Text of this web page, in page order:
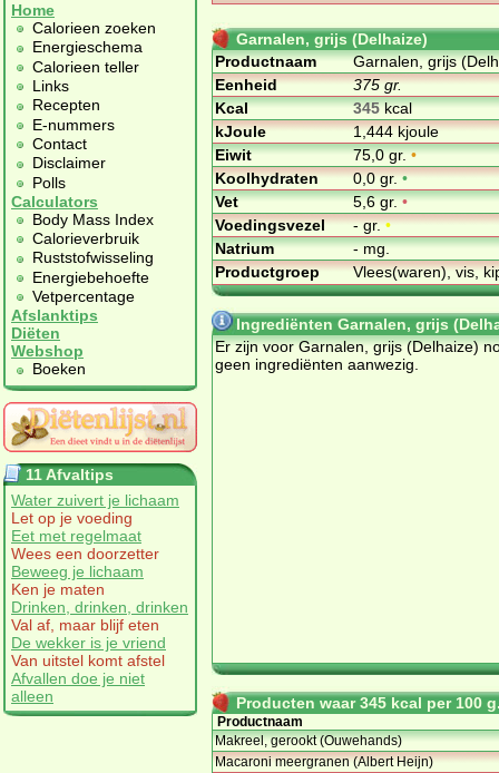
Home
Calorieen zoeken
Energieschema
Calorieen teller
Links
Recepten
E-nummers
Contact
Disclaimer
Polls
Calculators
Body Mass Index
Calorieverbruik
Ruststofwisseling
Energiebehoefte
Vetpercentage
Afslanktips
Diëten
Webshop
Boeken
11 Afvaltips
Water zuivert je lichaam
Let op je voeding
Eet met regelmaat
Wees een doorzetter
Beweeg je lichaam
Ken je maten
Drinken, drinken, drinken
Val af, maar blijf eten
De wekker is je vriend
Van uitstel komt afstel
Afvallen doe je niet
alleen
Garnalen, grijs (Delhaize)
Productnaam
Garnalen, grijs
Eenheid
375 gr.
Kcal
345kcal
kJoule
1,444 kjoule
Eiwit
75,0 gr.•
Koolhydraten
0,0 gr.•
Vet
5,6 gr.•
Voedingsvezel
- gr.•
Natrium
- mg.
Productgroep
Vlees(waren), vis,
Ingrediënten Garnalen, grijs
Er zijn voor Garnalen, grijs (Delhaize)
geen ingrediënten aanwezig.
Producten waar 345 kcal per 100
Productnaam
Makreel, gerookt (Ouwehands)
Macaroni meergranen (Albert Heijn)